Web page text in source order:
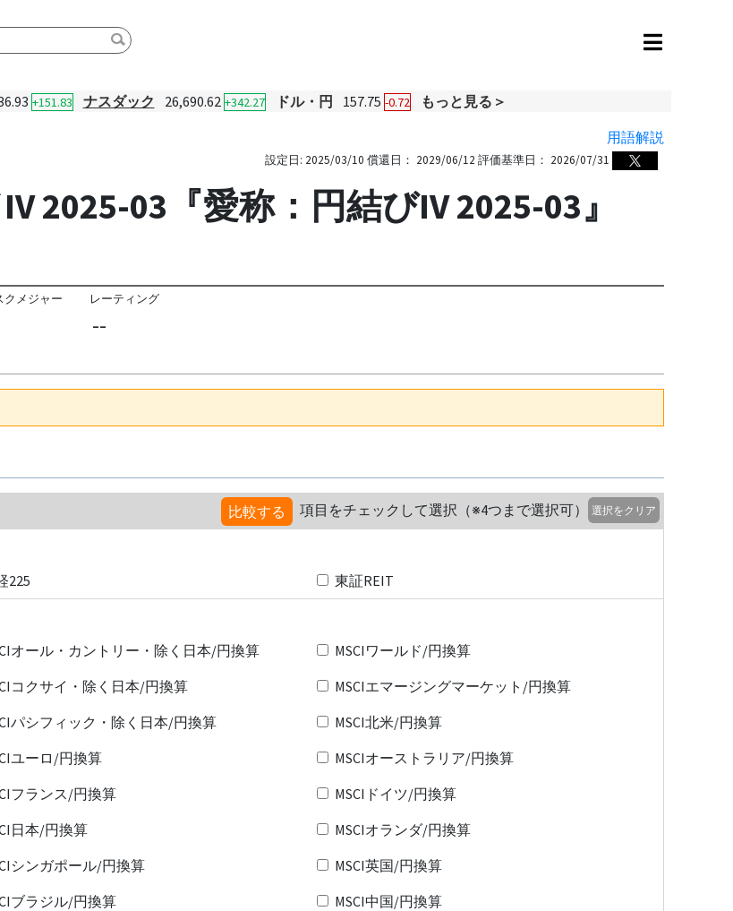
+151.83 ナスダック 26,690.62 +342.27 ドル・円 157.75 -0.72
もっと見る＞
用語解説
設定日: 2025/03/10 償還日： 2029/06/12 評価基準日： 2026/07/31
2025-03『愛称：円結びIV 2025-03』
クメジャー レーティング
--
比較する 項目をチェックして選択（※4つまで選択可） 選択をクリア
225
東証REIT
オール・カントリー・除く日本/円換算
MSCIワールド/円換算
コクサイ・除く日本/円換算
MSCIエマージングマーケット/円換算
パシフィック・除く日本/円換算
MSCI北米/円換算
ユーロ/円換算
MSCIオーストラリア/円換算
フランス/円換算
MSCIドイツ/円換算
日本/円換算
MSCIオランダ/円換算
シンガポール/円換算
MSCI英国/円換算
ブラジル/円換算
MSCI中国/円換算